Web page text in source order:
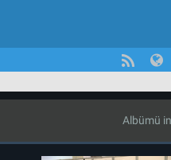
Albümü